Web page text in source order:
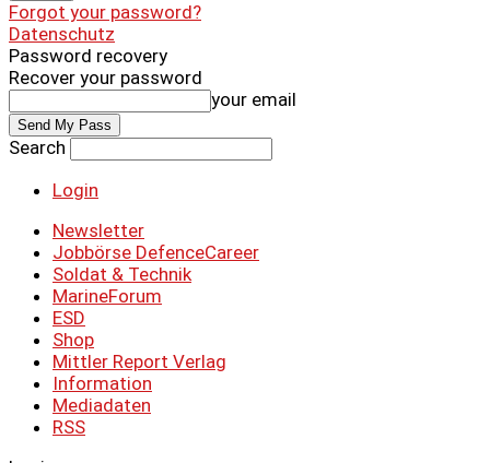
Forgot your password?
Datenschutz
Password recovery
Recover your password
your email
Search
Login
Newsletter
Jobbörse DefenceCareer
Soldat & Technik
MarineForum
ESD
Shop
Mittler Report Verlag
Information
Mediadaten
RSS